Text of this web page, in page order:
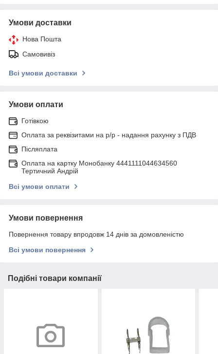
Умови доставки
Нова Пошта
Самовивіз
Всі умови доставки
Умови оплати
Готівкою
Оплата за реквізитами на р/р - надання рахунку з ПДВ
Післяплата
Оплата на картку Монобанку 4441111044634560
Тертичний Андрій
Всі умови оплати
Умови повернення
Повернення товару впродовж 14 днів за домовленістю
Всі умови повернення
Подібні товари компанії